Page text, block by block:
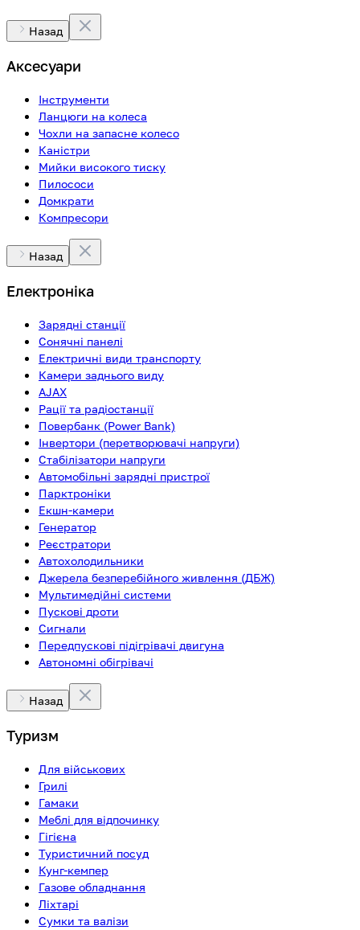
Назад
Аксесуари
Інструменти
Ланцюги на колеса
Чохли на запасне колесо
Каністри
Мийки високого тиску
Пилососи
Домкрати
Компресори
Назад
Електроніка
Зарядні станції
Сонячні панелі
Електричні види транспорту
Камери заднього виду
AJAX
Рації та радіостанції
Повербанк (Power Bank)
Інвертори (перетворювачі напруги)
Стабілізатори напруги
Автомобільні зарядні пристрої
Парктроніки
Екшн-камери
Генератор
Реєстратори
Автохолодильники
Джерела безперебійного живлення (ДБЖ)
Мультимедійні системи
Пускові дроти
Сигнали
Передпускові підігрівачі двигуна
Автономні обігрівачі
Назад
Туризм
Для військових
Грилі
Гамаки
Меблі для відпочинку
Гігієна
Туристичний посуд
Кунг-кемпер
Газове обладнання
Ліхтарі
Сумки та валізи